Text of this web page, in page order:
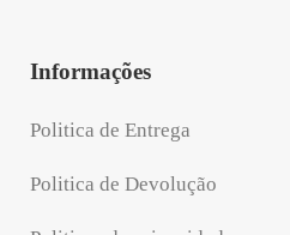
Informações
Politica de Entrega
Politica de Devolução